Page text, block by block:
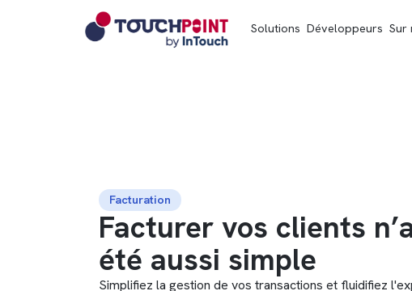
Solutions Développeurs Sur
Facturation
Facturer vos clients
été aussi simple
Simplifiez la gestion de vos transactions et fluidifiez